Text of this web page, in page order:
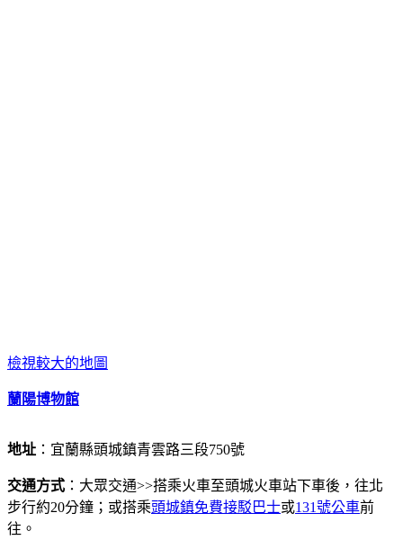
檢視較大的地圖
蘭陽博物館
地址 ：宜蘭縣頭城鎮青雲路三段750號
交通方式 ：大眾交通>>搭乘火車至頭城火車站下車後，往北
步行約20分鐘；或搭乘頭城鎮免費接駁巴士或131號公車前
往。